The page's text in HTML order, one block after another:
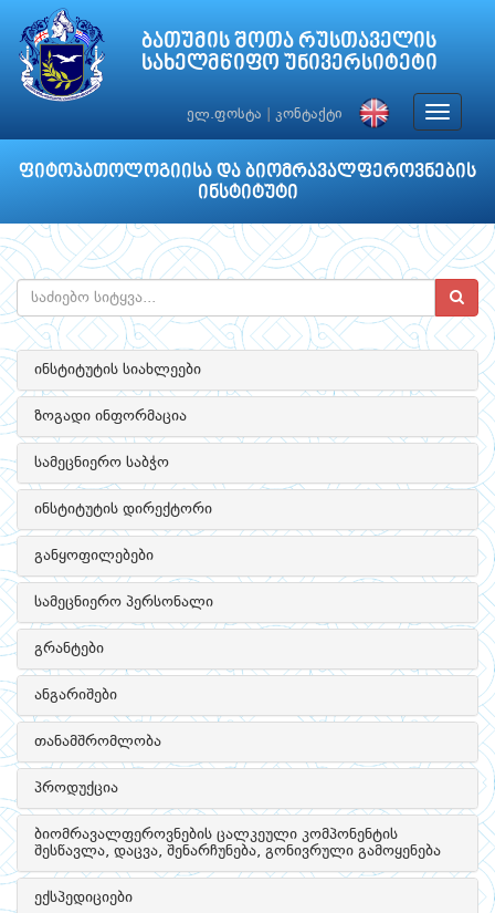
ბათუმის შოთა რუსთაველის
სახელმწიფო უნივერსიტეტი
ელ.ფოსტა კონტაქტი
Toggle
ფიტოპათოლოგიისა და ბიომრავალფეროვნების
ინსტიტუტი
ინსტიტუტის სიახლეები
ზოგადი ინფორმაცია
სამეცნიერო საბჭო
ინსტიტუტის დირექტორი
განყოფილებები
სამეცნიერო პერსონალი
გრანტები
ანგარიშები
თანამშრომლობა
პროდუქცია
ბიომრავალფეროვნების ცალკეული კომპონენტის
შესწავლა, დაცვა, შენარჩუნება, გონივრული გამოყენება
ექსპედიციები